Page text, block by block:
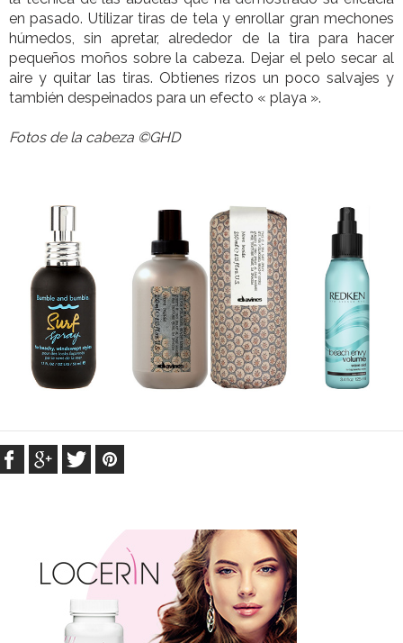
en pasado. Utilizar tiras de tela y enrollar gran mechones
húmedos, sin apretar, alrededor de la tira para hacer
pequeños moños sobre la cabeza. Dejar el pelo secar al
aire y quitar las tiras. Obtienes rizos un poco salvajes y
también despeinados para un efecto « playa ».
Fotos de la cabeza ©GHD